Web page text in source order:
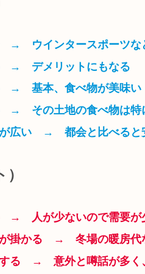
→ ウインタースポーツな
→ デメリットにもなる
→ 基本、食べ物が美味い
→ その土地の食べ物は特
が広い → 都会と比べると
→ 人が少ないので需要が
掛かる → 冬場の暖房代
する → 意外と噂話が多く